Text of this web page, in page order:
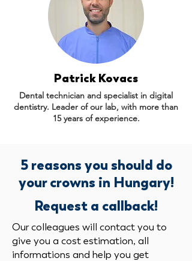
Patrick Kovacs
Dental technician and specialist in digital
dentistry. Leader of our lab, with more than
15 years of experience.
5 reasons you should do
your crowns in Hungary!
Request a callback!
Our colleagues will contact you to
give you a cost estimation, all
informations and help you get